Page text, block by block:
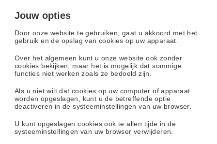
Jouw opties
Door onze website te gebruiken, gaat u akkoord met het
gebruik en de opslag van cookies op uw apparaat.
Over het algemeen kunt u onze website ook zonder
cookies bekijken, maar het is mogelijk dat sommige
functies niet werken zoals ze bedoeld zijn.
Als u niet wilt dat cookies op uw computer of apparaat
worden opgeslagen, kunt u de betreffende optie
deactiveren in de systeeminstellingen van uw browser.
U kunt opgeslagen cookies ook te allen tijde in de
systeeminstellingen van uw browser verwijderen.